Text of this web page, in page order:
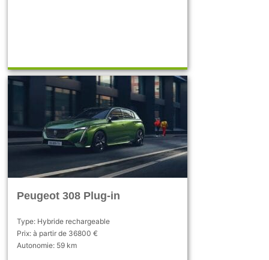
Peugeot 308 Plug-in
Type: Hybride rechargeable
Prix: à partir de 36800 €
Autonomie: 59 km